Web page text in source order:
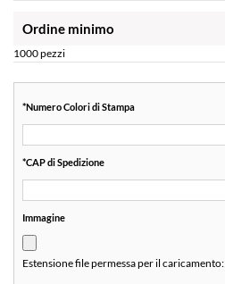
Ordine minimo
1000 pezzi
*Numero Colori di Stampa
*CAP di Spedizione
Immagine
Estensione file permessa per il caricamento: